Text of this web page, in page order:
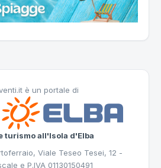
è un portale di
turismo all'Isola d'Elba
Viale Teseo Tesei, 12 -
e P.IVA 01130150491